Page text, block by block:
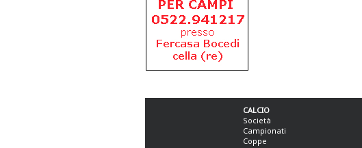
CALCIO
Società
Campionati
Coppe